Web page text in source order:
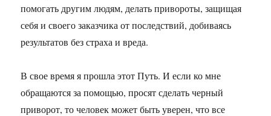
помогать другим людям, делать привороты, защищая
себя и своего заказчика от последствий, добиваясь
результатов без страха и вреда.
В свое время я прошла этот Путь. И если ко мне
обращаются за помощью, просят сделать черный
приворот, то человек может быть уверен, что все